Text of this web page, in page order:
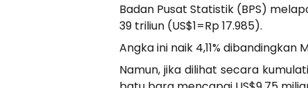
Badan Pusat Statistik (BPS)
39 triliun (US$1=Rp 17.985).
Angka ini naik 4,11% dibandingkan
Namun, jika dilihat secara